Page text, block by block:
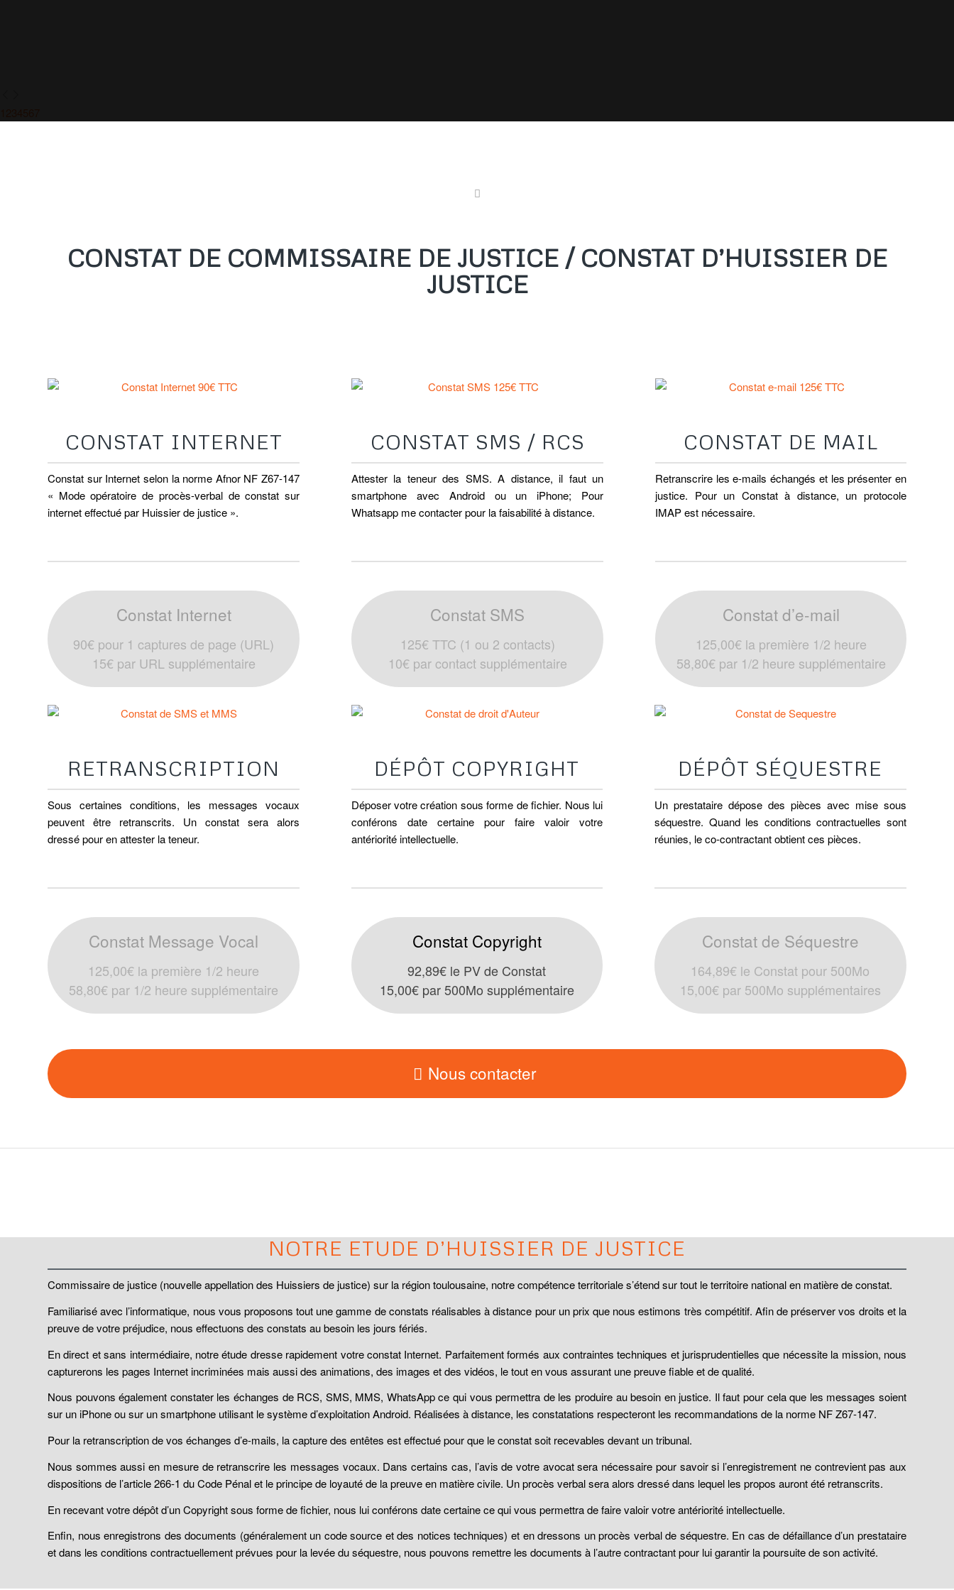
CONSTAT DE COMMISSAIRE DE JUSTICE / CONSTAT D’HUISSIER DE
JUSTICE
CONSTAT-INTERNET
CONSTAT INTERNET
Constat sur Internet selon la norme Afnor NF Z67-147
« Mode opératoire de procès-verbal de constat sur
internet effectué par Huissier de justice ».
Constat Internet
90€ pour 1 captures de page (URL)
15€ par URL supplémentaire
CONSTAT DE SMS / MMS
CONSTAT SMS / RCS
Attester la teneur des SMS. A distance, il faut un
smartphone avec Android ou un iPhone; Pour
Whatsapp me contacter pour la faisabilité à distance.
Constat SMS
125€ TTC (1 ou 2 contacts)
10€ par contact supplémentaire
CONSTAT D’E-MAIL
CONSTAT DE MAIL
Retranscrire les e-mails échangés et les présenter en
justice. Pour un Constat à distance, un protocole
IMAP est nécessaire.
Constat d’e-mail
125,00€ la première 1/2 heure
58,80€ par 1/2 heure supplémentaire
CONSTAT MESSAGES VOCAUX
RETRANSCRIPTION
Sous certaines conditions, les messages vocaux
peuvent être retranscrits. Un constat sera alors
dressé pour en attester la teneur.
Constat Message Vocal
125,00€ la première 1/2 heure
58,80€ par 1/2 heure supplémentaire
DEPOT D’UN DROIT D’AUTEUR
DÉPÔT COPYRIGHT
Déposer votre création sous forme de fichier. Nous lui
conférons date certaine pour faire valoir votre
antériorité intellectuelle.
Constat Copyright
92,89€ le PV de Constat
15,00€ par 500Mo supplémentaire
CONSTAT SEQUESTRE
DÉPÔT SÉQUESTRE
Un prestataire dépose des pièces avec mise sous
séquestre. Quand les conditions contractuelles sont
réunies, le co-contractant obtient ces pièces.
Constat de Séquestre
164,89€ le Constat pour 500Mo
15,00€ par 500Mo supplémentaires
Nous contacter
NOTRE ETUDE D’HUISSIER DE JUSTICE
Commissaire de justice (nouvelle appellation des Huissiers de justice) sur la région toulousaine, notre compétence territoriale s’étend sur tout le territoire national en matière de constat.
Familiarisé avec l’informatique, nous vous proposons tout une gamme de constats réalisables à distance pour un prix que nous estimons très compétitif. Afin de préserver vos droits et la
preuve de votre préjudice, nous effectuons des constats au besoin les jours fériés.
En direct et sans intermédiaire, notre étude dresse rapidement votre constat Internet. Parfaitement formés aux contraintes techniques et jurisprudentielles que nécessite la mission, nous
capturerons les pages Internet incriminées mais aussi des animations, des images et des vidéos, le tout en vous assurant une preuve fiable et de qualité.
Nous pouvons également constater les échanges de RCS, SMS, MMS, WhatsApp ce qui vous permettra de les produire au besoin en justice. Il faut pour cela que les messages soient
sur un iPhone ou sur un smartphone utilisant le système d’exploitation Android. Réalisées à distance, les constatations respecteront les recommandations de la norme NF Z67-147.
Pour la retranscription de vos échanges d’e-mails, la capture des entêtes est effectué pour que le constat soit recevables devant un tribunal.
Nous sommes aussi en mesure de retranscrire les messages vocaux. Dans certains cas, l’avis de votre avocat sera nécessaire pour savoir si l’enregistrement ne contrevient pas aux
dispositions de l’article 266-1 du Code Pénal et le principe de loyauté de la preuve en matière civile. Un procès verbal sera alors dressé dans lequel les propos auront été retranscrits.
En recevant votre dépôt d’un Copyright sous forme de fichier, nous lui conférons date certaine ce qui vous permettra de faire valoir votre antériorité intellectuelle.
Enfin, nous enregistrons des documents (généralement un code source et des notices techniques) et en dressons un procès verbal de séquestre. En cas de défaillance d’un prestataire
et dans les conditions contractuellement prévues pour la levée du séquestre, nous pouvons remettre les documents à l’autre contractant pour lui garantir la poursuite de son activité.